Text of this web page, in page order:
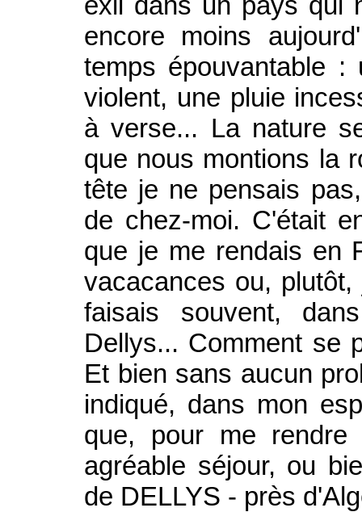
encore moins
temps épouvantable
violent, une pluie
à verse... La nature
que nous montions la
tête je ne pensais
de chez-moi. C'était
que je me rendais en
vacacances ou,
faisais souvent,
Dellys... Comment se
Et bien sans aucun
indiqué, dans mon
que, pour me
agréable séjour, ou
de DELLYS - près